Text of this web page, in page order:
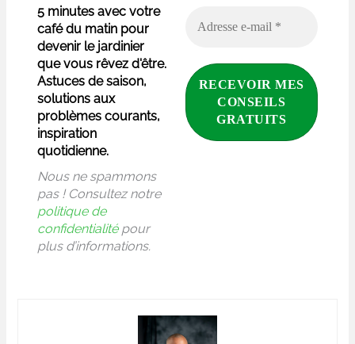
5 minutes avec votre
café du matin pour
devenir le jardinier
que vous rêvez d'être.
Astuces de saison,
solutions aux
problèmes courants,
inspiration
quotidienne.
Nous ne spammons
pas ! Consultez notre
politique de
confidentialitépour
plus d’informations.